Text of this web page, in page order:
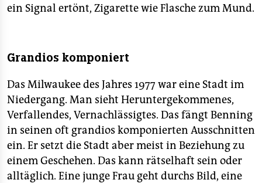
ein Signal ertönt, Zigarette wie Flasche zum Mund.
Grandios komponiert
Das Milwaukee des Jahres 1977 war eine Stadt im
Niedergang. Man sieht Heruntergekommenes,
Verfallendes, Vernachlässigtes. Das fängt Benning
in seinen oft grandios komponierten Ausschnitten
ein. Er setzt die Stadt aber meist in Beziehung zu
einem Geschehen. Das kann rätselhaft sein oder
alltäglich. Eine junge Frau geht durchs Bild, eine